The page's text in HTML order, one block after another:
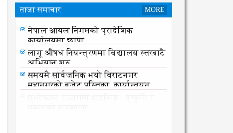
ताजा समाचार MORE
नेपाल आयल निगमको प्रादेशिक
कार्यालयमा छापा
नेपाल आयल निगमको प्रादेशिक
कार्यालयमा छापा
लागू औषध नियन्त्रणमा विद्यालय स्तरबाटै
अभियान शुरु
समयमै सार्वजनिक भयो विराटनगर